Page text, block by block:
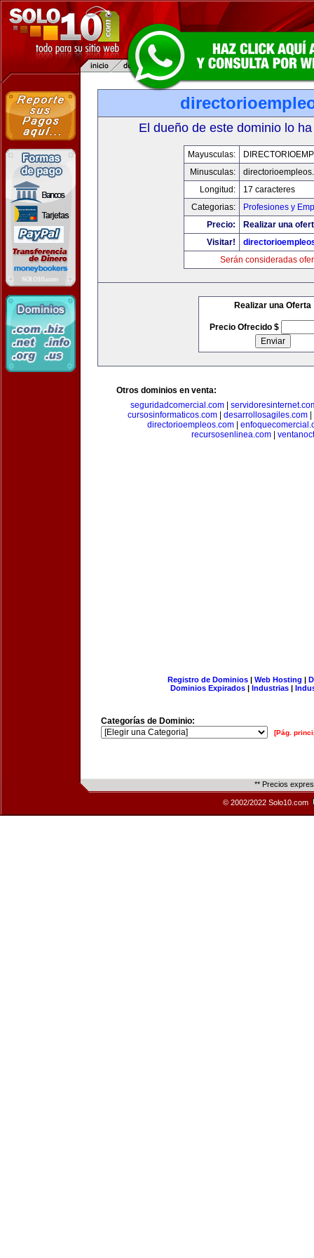
El dueño de este dominio lo
Mayusculas:
Minusculas:
Longitud:
17 caracteres
Categorias:
Profesiones y
Precio:
Realizar una
Visitar!
Serán consideradas
Realizar una Oferta
Precio Ofrecido $
Otros dominios en venta:
seguridadcomercial.com|
cursosinformaticos.com
desarrollosagiles.com
directorioempleos.com
recursosenlinea.com|
Registro de Dominios| Web Hosting |
Dominios Expirados | Industrias |
Categorías de Dominio:
[Pág.
** Precios
© 2002/2022 Solo10.com